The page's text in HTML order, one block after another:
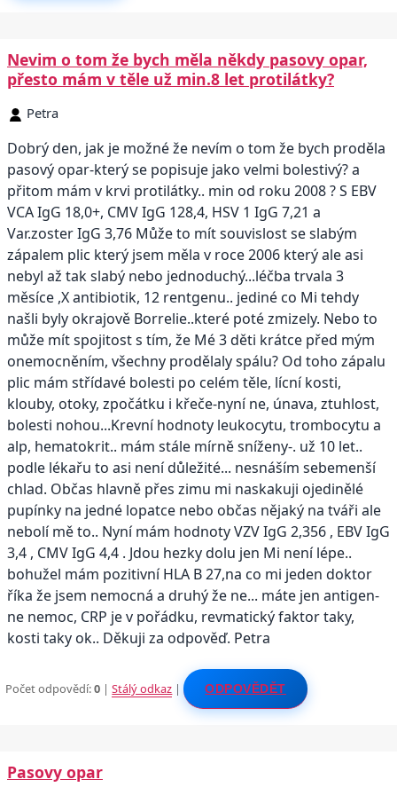
Nevim o tom že bych měla někdy pasovy opar,
přesto mám v těle už min.8 let protilátky?
Petra
Dobrý den, jak je možné že nevím o tom že bych proděla
pasový opar-který se popisuje jako velmi bolestivý? a
přitom mám v krvi protilátky.. min od roku 2008 ? S EBV
VCA IgG 18,0+, CMV IgG 128,4, HSV 1 IgG 7,21 a
Var.zoster IgG 3,76 Může to mít souvislost se slabým
zápalem plic který jsem měla v roce 2006 který ale asi
nebyl až tak slabý nebo jednoduchý...léčba trvala 3
měsíce ,X antibiotik, 12 rentgenu.. jediné co Mi tehdy
našli byly okrajově Borrelie..které poté zmizely. Nebo to
může mít spojitost s tím, že Mé 3 děti krátce před mým
onemocněním, všechny prodělaly spálu? Od toho zápalu
plic mám střídavé bolesti po celém těle, lícní kosti,
klouby, otoky, zpočátku i křeče-nyní ne, únava, ztuhlost,
bolesti nohou...Krevní hodnoty leukocytu, trombocytu a
alp, hematokrit.. mám stále mírně sníženy-. už 10 let..
podle lékařu to asi není důležité... nesnáším sebemenší
chlad. Občas hlavně přes zimu mi naskakuji ojedinělé
pupínky na jedné lopatce nebo občas nějaký na tváři ale
nebolí mě to.. Nyní mám hodnoty VZV IgG 2,356 , EBV IgG
3,4 , CMV IgG 4,4 . Jdou hezky dolu jen Mi není lépe..
bohužel mám pozitivní HLA B 27,na co mi jeden doktor
říka že jsem nemocná a druhý že ne... máte jen antigen-
ne nemoc, CRP je v pořádku, revmatický faktor taky,
kosti taky ok.. Děkuji za odpověď. Petra
Počet odpovědí:0 |Stálý odkaz | ODPOVĚDĚT
Pasovy opar